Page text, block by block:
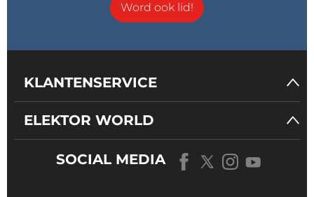
Word ook lid!
KLANTENSERVICE
ELEKTOR WORLD
SOCIAL MEDIA